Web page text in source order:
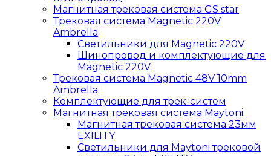
Магнитная трековая система GS star
Трековая система Magnetic 220V
Ambrella
Светильники для Magnetic 220V
Шинопровод и комплектующие для
Magnetic 220V
Трековая система Magnetic 48V 10mm
Ambrella
Комплектующие для трек-систем
Магнитная трековая система Maytoni
Магнитная трековая система 23мм
EXILITY
Светильники для Maytoni трековой